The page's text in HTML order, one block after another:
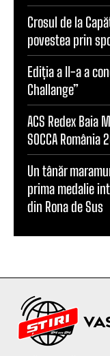
Crosul de la
povestea prin
Ediția a II-a a
Challange”
ACS Redex Baia
SOCCA
Un tânăr
prima medalie
din Rona de Sus